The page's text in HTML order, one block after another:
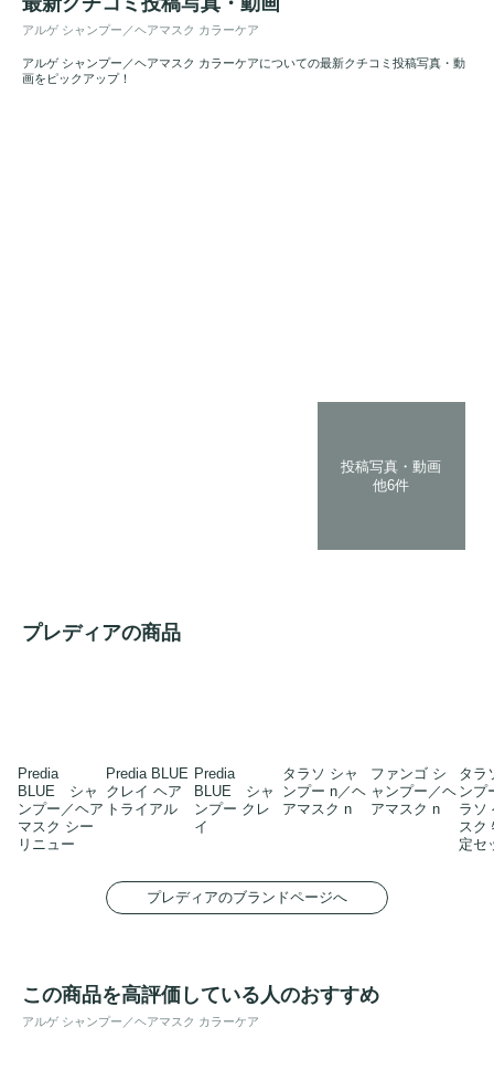
アルゲ シャンプー／ヘアマスク カラーケア
アルゲ シャンプー／ヘアマスク カラーケアについての最新クチコミ投稿写真・動
画をピックアップ！
投稿写真・動画
他6件
プレディアの商品
Predia
BLUE シャ
ンプー／ヘア
マスク シー
リニュー
Predia BLUE
クレイ ヘア
トライアル
Predia
BLUE シャ
ンプー クレ
イ
タラソ シャ
ンプー n／ヘ
アマスク n
ファンゴ シ
ャンプー／ヘ
アマスク n
タラ
ンプ
ラソ
スク
定セ
プレディアのブランドページへ
この商品を高評価している人のおすすめ
アルゲ シャンプー／ヘアマスク カラーケア